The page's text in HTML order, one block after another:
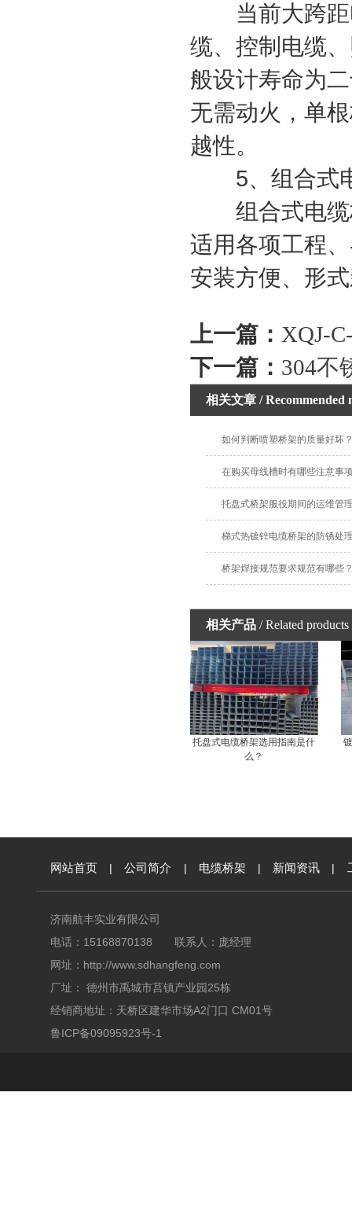
当前大跨距
缆、控制电缆
般设计寿命为
无需动火，单
越性。
5、组合式
组合式电缆
适用各项工程
安装方便、形
上一篇： XQJ-
下一篇： 304不
相关文章 / Recommended
如何判断喷塑桥架的质量好坏
在购买母线槽时有哪些注意事
托盘式桥架服役期间的运维管
梯式热镀锌电缆桥架的防锈处
桥架焊接规范要求规范有哪些
相关产品 / Related products
托盘式电缆桥架选用指南是什
么？
网站首页 | 公司简介 | 电缆桥架 | 新闻资讯 |
济南航丰实业有限公司
电话：15168870138 联系人：庞经理
网址： http://www.sdhangfeng.com
厂址： 德州市禹城市莒镇产业园25栋
经销商地址：天桥区建华市场A2门口 CM01号
鲁ICP备09095923号-1